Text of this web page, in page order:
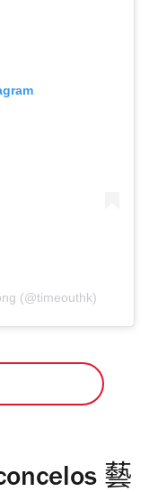
(@timeouthk)
藝